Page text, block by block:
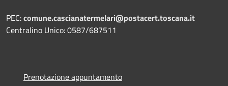
PEC:comune.cascianatermelari@postacert.toscana.it
Centralino Unico: 0587/687511
Prenotazione appuntamento